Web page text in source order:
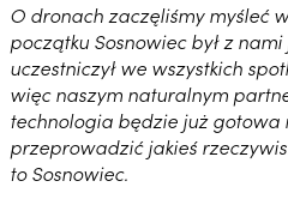
O dronach zaczęliśmy myśleć
początku Sosnowiec był z
uczestniczył we wszystkich
więc naszym naturalnym
technologia będzie już gotowa
przeprowadzić jakieś
to Sosnowiec.